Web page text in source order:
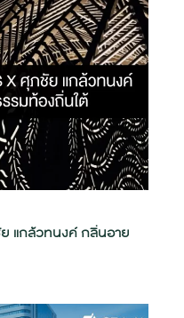
ย แกล้วทนงค์ กลิ่นอาย